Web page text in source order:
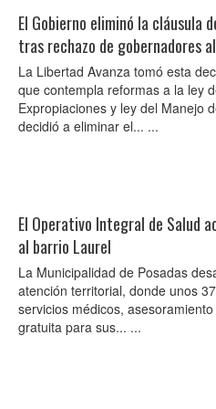
El Gobierno eliminó la cláusula
tras rechazo de gobernadores
La Libertad Avanza tomó esta
que contempla reformas a la ley
Expropiaciones y ley del Manejo
decidió a eliminar el... ...
El Operativo Integral de Salud
al barrio Laurel
La Municipalidad de Posadas
atención territorial, donde unos
servicios médicos,
gratuita para sus... ...